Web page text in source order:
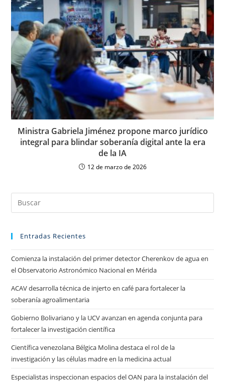
Ministra Gabriela Jiménez propone marco jurídico
integral para blindar soberanía digital ante la era
de la IA
12 de marzo de 2026
Entradas Recientes
Comienza la instalación del primer detector Cherenkov de agua en
el Observatorio Astronómico Nacional en Mérida
ACAV desarrolla técnica de injerto en café para fortalecer la
soberanía agroalimentaria
Gobierno Bolivariano y la UCV avanzan en agenda conjunta para
fortalecer la investigación científica
Científica venezolana Bélgica Molina destaca el rol de la
investigación y las células madre en la medicina actual
Especialistas inspeccionan espacios del OAN para la instalación del